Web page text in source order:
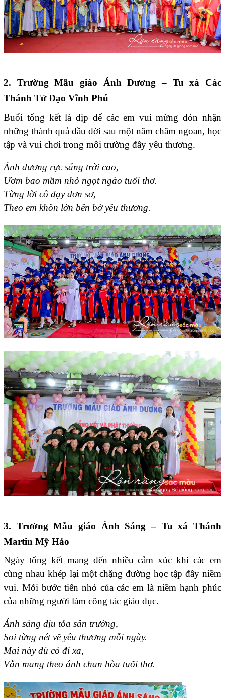
2. Trường Mẫu giáo Ánh Dương – Tu xá Các
Thánh Tử Đạo Vĩnh Phú
Buổi tổng kết là dịp để các em vui mừng đón nhận
những thành quả đầu đời sau một năm chăm ngoan, học
tập và vui chơi trong môi trường đầy yêu thương.
Ánh dương rực sáng trời cao,
Ươm bao mầm nhỏ ngọt ngào tuổi thơ.
Từng lời cô dạy đơn sơ,
Theo em khôn lớn bên bờ yêu thương.
3. Trường Mẫu giáo Ánh Sáng – Tu xá Thánh
Martin Mỹ Hảo
Ngày tổng kết mang đến nhiều cảm xúc khi các em
cùng nhau khép lại một chặng đường học tập đầy niềm
vui. Mỗi bước tiến nhỏ của các em là niềm hạnh phúc
của những người làm công tác giáo dục.
Ánh sáng dịu tỏa sân trường,
Soi từng nét vẽ yêu thương mỗi ngày.
Mai này dù có đi xa,
Vẫn mang theo ánh chan hòa tuổi thơ.